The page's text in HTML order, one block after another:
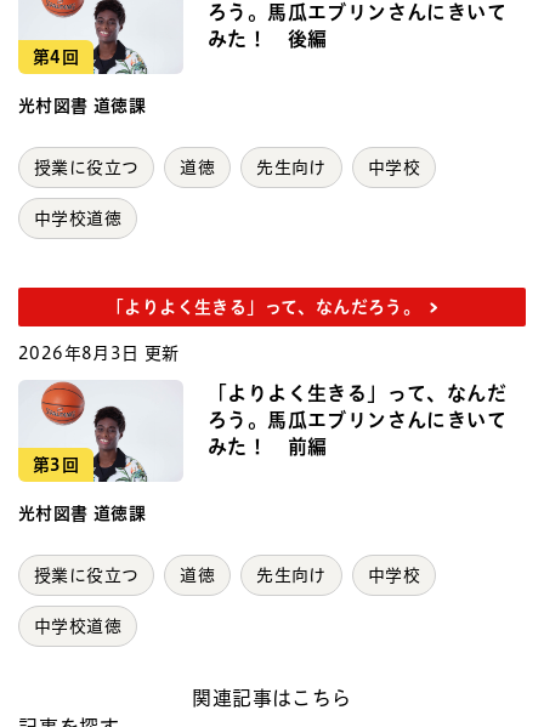
第4回
ろう。馬瓜エブリンさんにきいて
みた！ 後編
光村図書 道徳課
授業に役立つ 道徳 先生向け 中学校
中学校道徳
「よりよく生きる」って、なんだろう。
2026年8月3日 更新
第3回
「よりよく生きる」って、なんだ
ろう。馬瓜エブリンさんにきいて
みた！ 前編
光村図書 道徳課
授業に役立つ 道徳 先生向け 中学校
中学校道徳
関連記事はこちら